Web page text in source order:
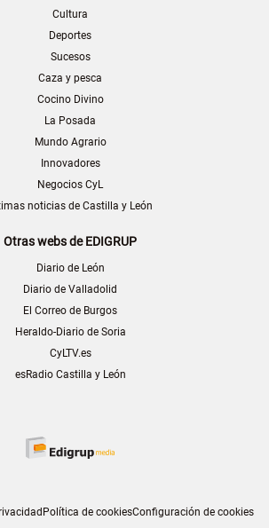
Cultura
Deportes
Sucesos
Caza y pesca
Cocino Divino
La Posada
Mundo Agrario
Innovadores
Negocios CyL
noticias de Castilla y León
Otras webs de EDIGRUP
Diario de León
Diario de Valladolid
El Correo de Burgos
Heraldo-Diario de Soria
CyLTV.es
esRadio Castilla y León
Política de cookiesConfiguración de cookies